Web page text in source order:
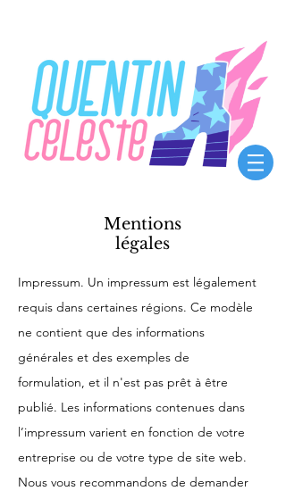
Mentions
légales
Impressum. Un impressum est légalement
requis dans certaines régions. Ce modèle
ne contient que des informations
générales et des exemples de
formulation, et il n'est pas prêt à être
publié. Les informations contenues dans
l’impressum varient en fonction de votre
entreprise ou de votre type de site web.
Nous vous recommandons de demander